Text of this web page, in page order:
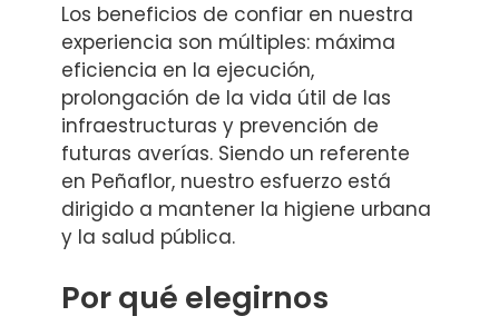
Los beneficios de confiar en nuestra
experiencia son múltiples: máxima
eficiencia en la ejecución,
prolongación de la vida útil de las
infraestructuras y prevención de
futuras averías. Siendo un referente
en Peñaflor, nuestro esfuerzo está
dirigido a mantener la higiene urbana
y la salud pública.
Por qué elegirnos